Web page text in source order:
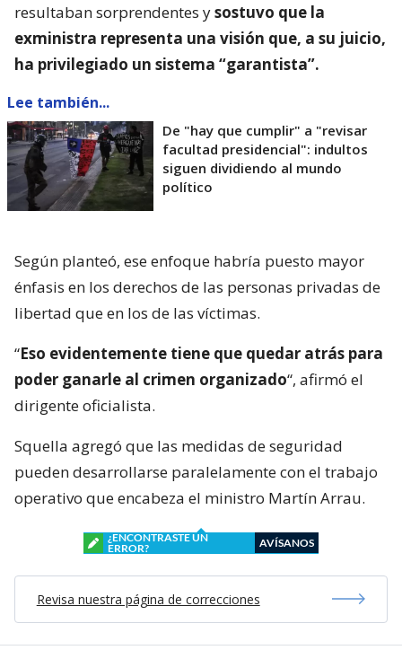
resultaban sorprendentes ysostuvo que la
exministra representa una visión que, a su juicio,
ha privilegiado un sistema “garantista”.
Lee también...
De "hay que cumplir" a "revisar
facultad presidencial": indultos
siguen dividiendo al mundo
político
Según planteó, ese enfoque habría puesto mayor
énfasis en los derechos de las personas privadas de
libertad que en los de las víctimas.
“Eso evidentemente tiene que quedar atrás para
poder ganarle al crimen organizado“, afirmó el
dirigente oficialista.
Squella agregó que las medidas de seguridad
pueden desarrollarse paralelamente con el trabajo
operativo que encabeza el ministro Martín Arrau.
¿ENCONTRASTE UN
ERROR?
AVÍSANOS
Revisa nuestra página de correcciones